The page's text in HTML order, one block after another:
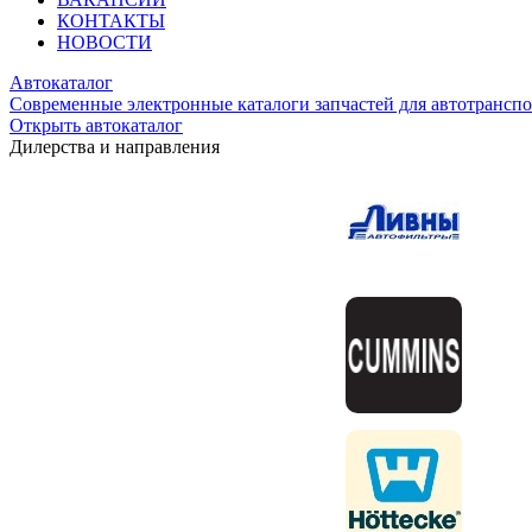
КОНТАКТЫ
НОВОСТИ
Автокаталог
Современные электронные каталоги запчастей для
Открыть автокаталог
Дилерства и направления